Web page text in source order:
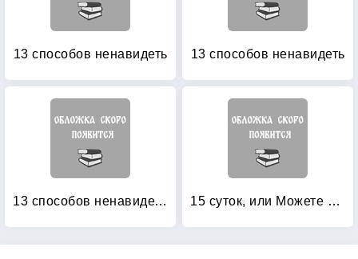
13 способов ненавидеть 13 способов ненавидеть
13 способов ненавидеть: Уйти нельзя остаться 15 суток, или Можете жаловаться